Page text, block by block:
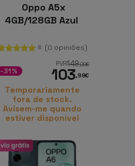
Oppo A5x
4GB/128GB Azul
8 (0 opiniões)
PVR149,99€
103,99€
-31%
Temporariamente
fora de stock.
Avisem-me quando
estiver disponível